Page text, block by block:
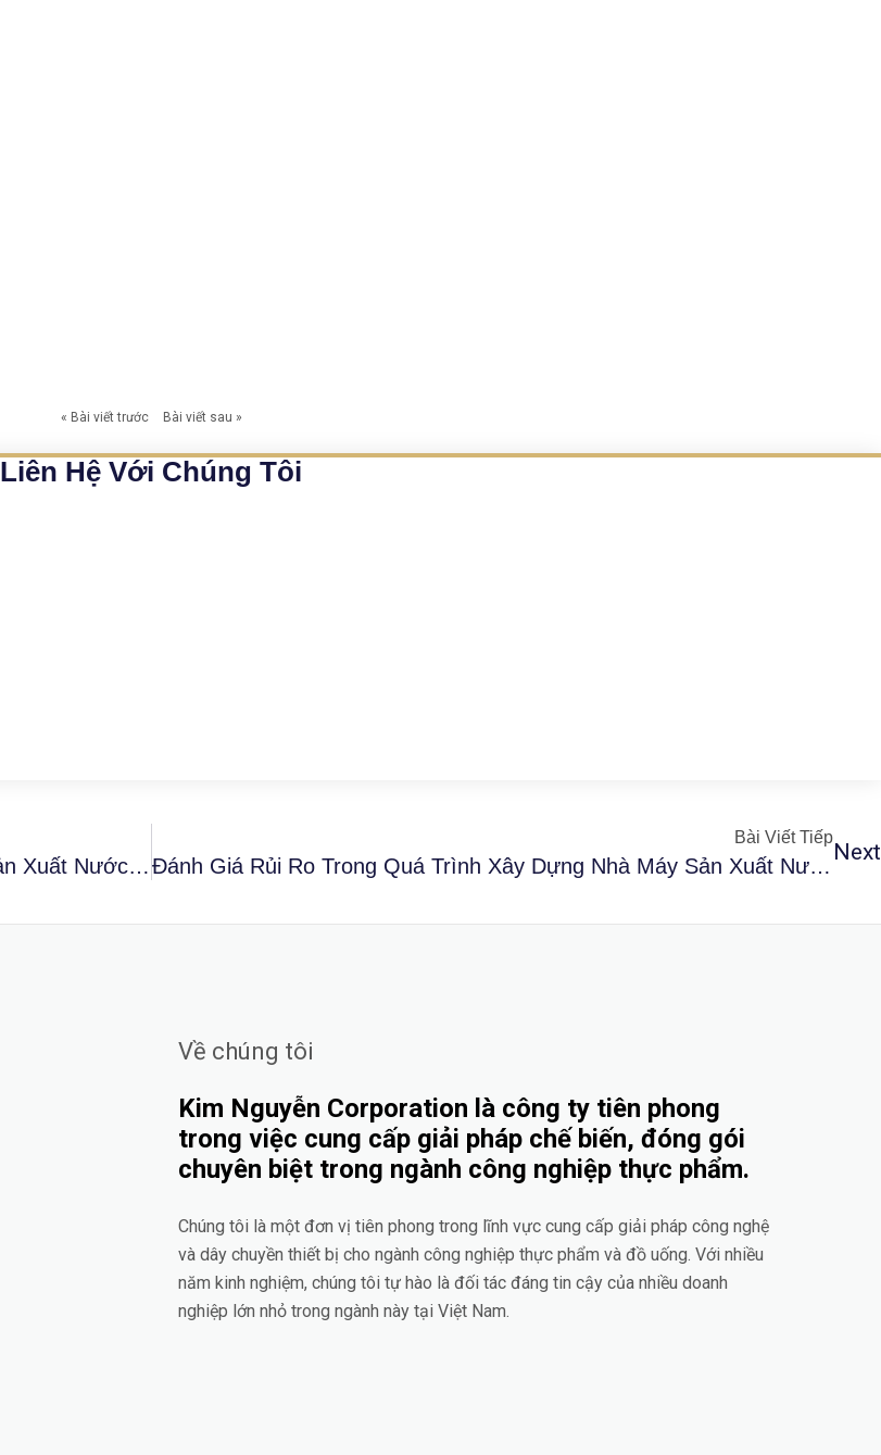
« Bài viết trước Bài viết sau »
Liên Hệ Với Chúng Tôi
Vai Trò Của Công Nghệ Số Trong Quản Lý Nhà Máy Sản Xuất Nước Ép Chanh Dây
Bài Viết Tiếp
Đánh Giá Rủi Ro Trong Quá Trình Xây Dựng Nhà Máy Sản Xuất Nước Ép Chanh Dây
Next
Về chúng tôi
Kim Nguyễn Corporation là công ty tiên phong
trong việc cung cấp giải pháp chế biến, đóng gói
chuyên biệt trong ngành công nghiệp thực phẩm.
Chúng tôi là một đơn vị tiên phong trong lĩnh vực cung cấp giải pháp công nghệ
và dây chuyền thiết bị cho ngành công nghiệp thực phẩm và đồ uống. Với nhiều
năm kinh nghiệm, chúng tôi tự hào là đối tác đáng tin cậy của nhiều doanh
nghiệp lớn nhỏ trong ngành này tại Việt Nam.